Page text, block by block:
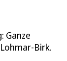
Ganze
Birk.